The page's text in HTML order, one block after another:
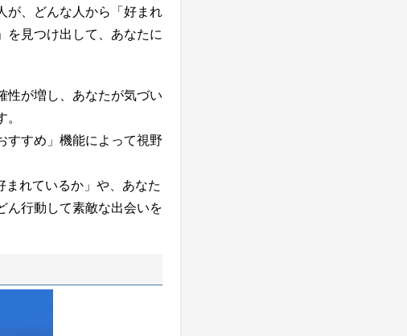
が、どんな人から「好まれ
を見つけ出して、あなたに
性が増し、あなたが気づい
すすめ」機能によって視野
れているか」や、あなた
ん行動して素敵な出会いを